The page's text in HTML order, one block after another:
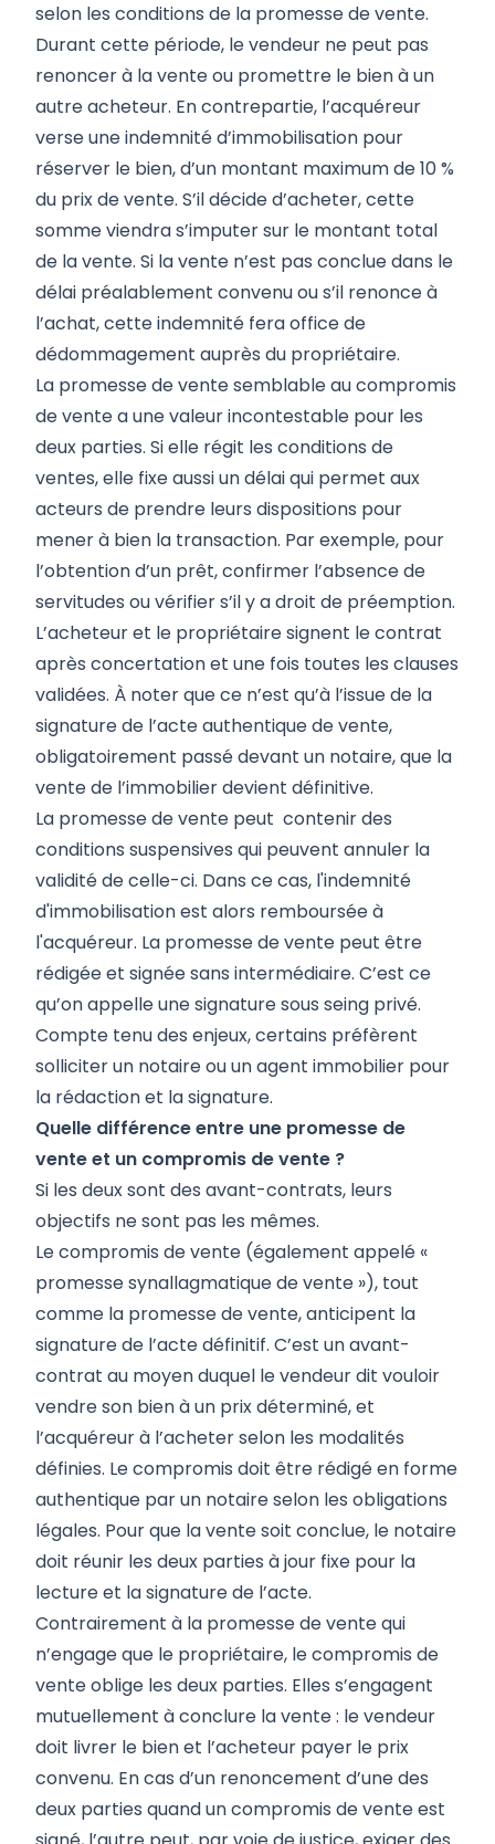
selon les conditions de la promesse de vente.
Durant cette période, le vendeur ne peut pas
renoncer à la vente ou promettre le bien à un
autre acheteur. En contrepartie, l’acquéreur
verse une indemnité d’immobilisation pour
réserver le bien, d’un montant maximum de 10 %
du prix de vente. S’il décide d’acheter, cette
somme viendra s’imputer sur le montant total
de la vente. Si la vente n’est pas conclue dans le
délai préalablement convenu ou s’il renonce à
l’achat, cette indemnité fera office de
dédommagement auprès du propriétaire.
La promesse de vente semblable au compromis
de vente a une valeur incontestable pour les
deux parties. Si elle régit les conditions de
ventes, elle fixe aussi un délai qui permet aux
acteurs de prendre leurs dispositions pour
mener à bien la transaction. Par exemple, pour
l’obtention d’un prêt, confirmer l’absence de
servitudes ou vérifier s’il y a droit de préemption.
L’acheteur et le propriétaire signent le contrat
après concertation et une fois toutes les clauses
validées. À noter que ce n’est qu’à l’issue de la
signature de l’acte authentique de vente,
obligatoirement passé devant un notaire, que la
vente de l’immobilier devient définitive.
La promesse de vente peut contenir des
conditions suspensives qui peuvent annuler la
validité de celle-ci. Dans ce cas, l'indemnité
d'immobilisation est alors remboursée à
l'acquéreur. La promesse de vente peut être
rédigée et signée sans intermédiaire. C’est ce
qu’on appelle une signature sous seing privé.
Compte tenu des enjeux, certains préfèrent
solliciter un notaire ou un agent immobilier pour
la rédaction et la signature.
Quelle différence entre une promesse de
vente et un compromis de vente ?
Si les deux sont des avant-contrats, leurs
objectifs ne sont pas les mêmes.
Le compromis de vente (également appelé «
promesse synallagmatique de vente »), tout
comme la promesse de vente, anticipent la
signature de l’acte définitif. C’est un avant-
contrat au moyen duquel le vendeur dit vouloir
vendre son bien à un prix déterminé, et
l’acquéreur à l’acheter selon les modalités
définies. Le compromis doit être rédigé en forme
authentique par un notaire selon les obligations
légales. Pour que la vente soit conclue, le notaire
doit réunir les deux parties à jour fixe pour la
lecture et la signature de l’acte.
Contrairement à la promesse de vente qui
n’engage que le propriétaire, le compromis de
vente oblige les deux parties. Elles s’engagent
mutuellement à conclure la vente : le vendeur
doit livrer le bien et l’acheteur payer le prix
convenu. En cas d’un renoncement d’une des
deux parties quand un compromis de vente est